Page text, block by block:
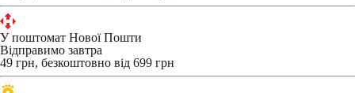
У поштомат Нової Пошти
Відправимо завтра
49 грн, безкоштовно від 699 грн